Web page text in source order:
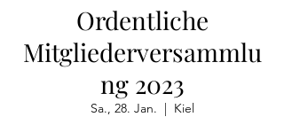
Ordentliche
Mitgliederversammlu
ng 2023
Sa., 28. Jan.
  |
Kiel